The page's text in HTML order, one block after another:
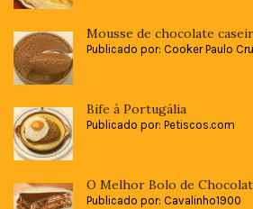
Mousse de chocolate
Publicado por: Cooker Paulo
Bife à Portugália
Publicado por: Petiscos.com
O Melhor Bolo de
Publicado por: Cavalinho1900